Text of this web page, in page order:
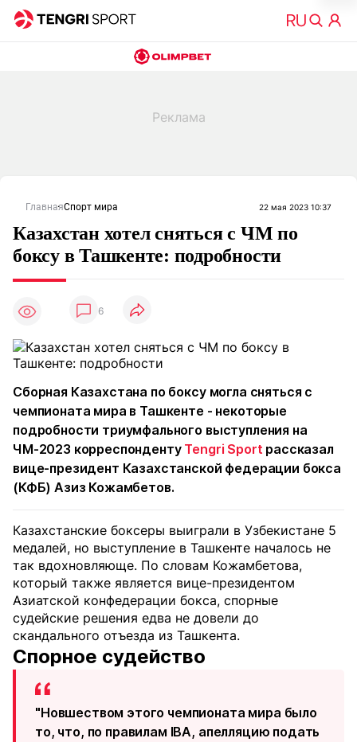
ГлавнаяСпорт мира 22 мая 2023 10:37
Казахстан хотел сняться с ЧМ по
боксу в Ташкенте: подробности
6
Сборная Казахстана по боксу могла сняться с
чемпионата мира в Ташкенте - некоторые
подробности триумфального выступления на
ЧМ-2023 корреспонденту Tengri Sport рассказал
вице-президент Казахстанской федерации бокса
(КФБ) Азиз Кожамбетов.
Казахстанские боксеры выиграли в Узбекистане 5
медалей, но выступление в Ташкенте началось не
так вдохновляюще. По словам Кожамбетова,
который также является вице-президентом
Азиатской конфедерации бокса, спорные
судейские решения едва не довели до
скандального отъезда из Ташкента.
Спорное судейство
"Новшеством этого чемпионата мира было
то, что, по правилам IBA, апелляцию подать